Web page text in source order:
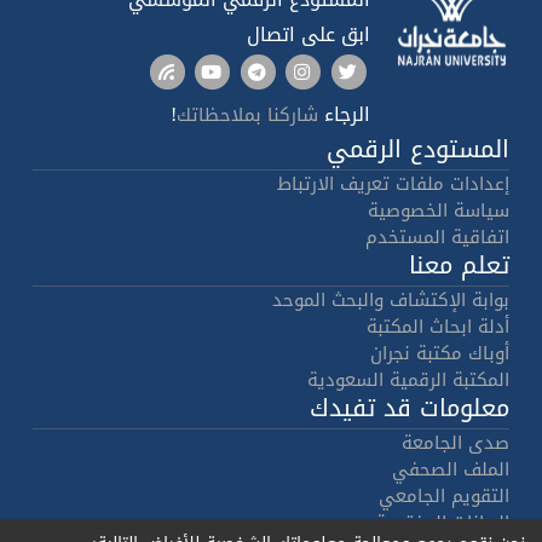
ابق على اتصال
الرجاء شاركنا بملاحظاتك!
المستودع الرقمي
إعدادات ملفات تعريف الارتباط
سياسة الخصوصية
اتفاقية المستخدم
تعلم معنا
بوابة الإكتشاف والبحث الموحد
أدلة ابحاث المكتبة
أوباك مكتبة نجران
المكتبة الرقمية السعودية
معلومات قد تفيدك
صدى الجامعة
الملف الصحفي
التقويم الجامعي
البيانات المفتوحة